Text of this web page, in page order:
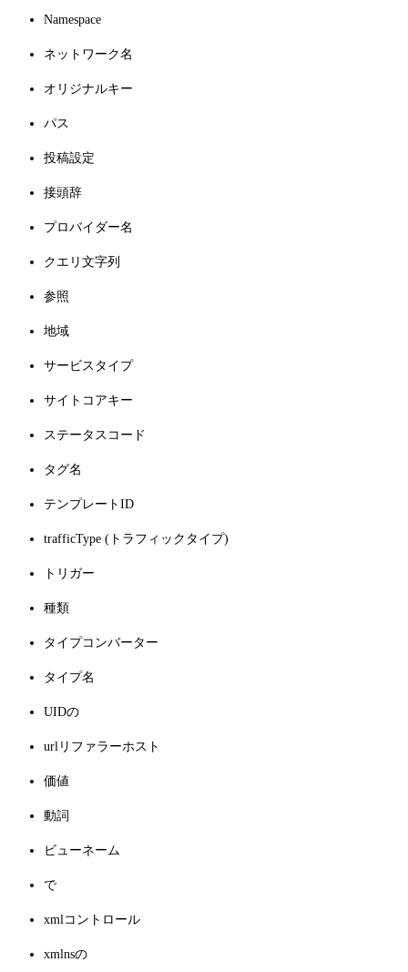
Namespace
ネットワーク名
オリジナルキー
パス
投稿設定
接頭辞
プロバイダー名
クエリ文字列
参照
地域
サービスタイプ
サイトコアキー
ステータスコード
タグ名
テンプレートID
trafficType (トラフィックタイプ)
トリガー
種類
タイプコンバーター
タイプ名
UIDの
urlリファラーホスト
価値
動詞
ビューネーム
で
xmlコントロール
xmlnsの